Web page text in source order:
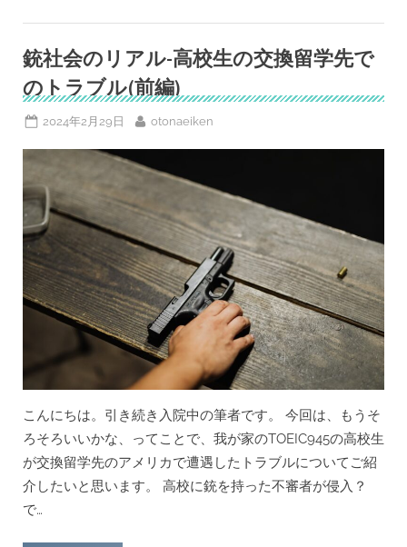
を
た！
高
校
生
の
交
換
学
の
ト
ラ
ブ
(後
編)”
銃社会のリアル-高校生の交換留学先で
のトラブル(前編)
Posted
2024年2月29日 By
otonaeiken
こんにちは。引き続き入院中の筆者です。 今回は、もうそ
ろそろいいかな、ってことで、我が家のTOEIC945の高校生
が交換留学先のアメリカで遭遇したトラブルについてご紹
介したいと思います。 高校に銃を持った不審者が侵入？
で…